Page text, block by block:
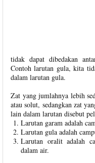
tidak dapat dibedakan
Contoh larutan gula, kita
dalam larutan gula.
Zat yang jumlahnya lebih
atau solut, sedangkan zat
lain dalam larutan disebut
Larutan garam adalah
Larutan gula adalah
Larutan oralit adalah
dalam air.